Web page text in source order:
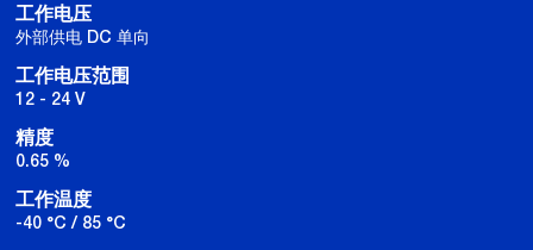
工作电压
外部供电 DC 单向
工作电压范围
12 - 24 V
精度
0.65 %
工作温度
-40 °C / 85 °C